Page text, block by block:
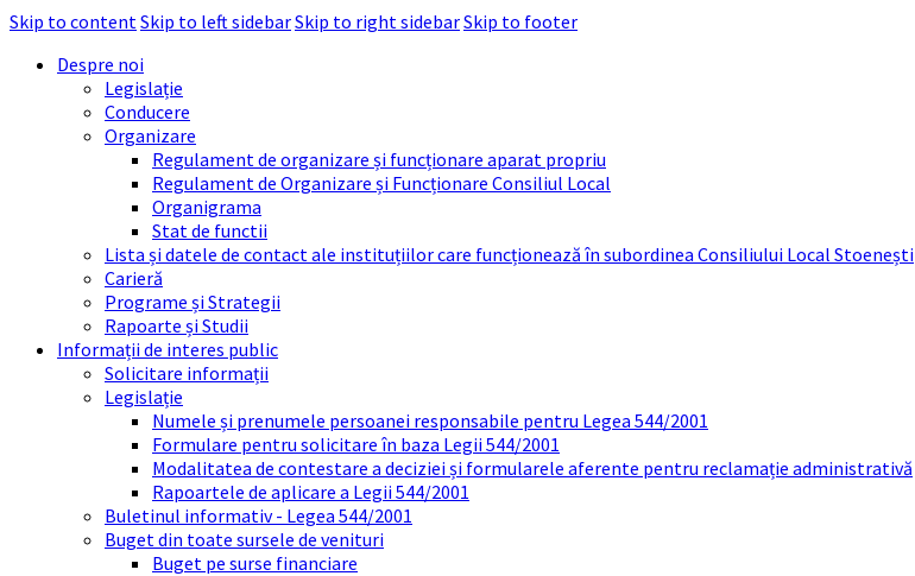
Skip to contentSkip to left sidebarSkip to right sidebarSkip to footer
Despre noi
Legislație
Conducere
Organizare
Regulament de organizare și funcționare aparat propriu
Regulament de Organizare și Funcționare Consiliul Local
Organigrama
Stat de functii
Lista și datele de contact ale instituțiilor care funcționează în subordinea Consiliului Local Stoenești
Carieră
Programe și Strategii
Rapoarte și Studii
Informații de interes public
Solicitare informații
Legislație
Numele și prenumele persoanei responsabile pentru Legea 544/2001
Formulare pentru solicitare în baza Legii 544/2001
Modalitatea de contestare a deciziei și formularele aferente pentru reclamație administrativă
Rapoartele de aplicare a Legii 544/2001
Buletinul informativ - Legea 544/2001
Buget din toate sursele de venituri
Buget pe surse financiare